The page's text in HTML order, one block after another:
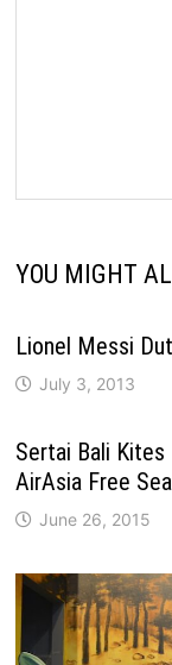
YOU MIGHT
Lionel Messi
July 3, 2013
Sertai Bali Kites
AirAsia Free
June 26, 2015